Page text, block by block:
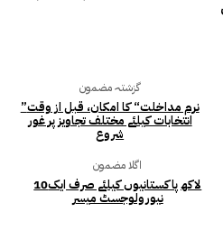
گزشتہ مضمون
”نرم مداخلت“ کا امکان، قبل از وقت
انتخابات کیلئے مختلف تجاویز پر غور
شروع
اگلا مضمون
10لاکھ پاکستانیوں کیلئے صرف ایک
نیورولوجسٹ میسر